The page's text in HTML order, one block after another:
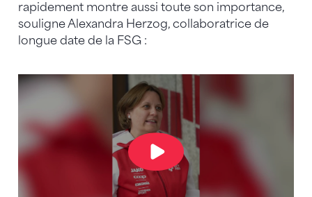
rapidement montre aussi toute son importance,
souligne Alexandra Herzog, collaboratrice de
longue date de la FSG :